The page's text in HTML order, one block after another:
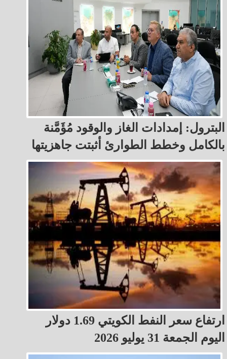
البترول: إمدادات الغاز والوقود مُؤَمَّنة
بالكامل وخطط الطوارئ أثبتت جاهزيتها
ارتفاع سعر النفط الكويتي 1.69 دولار
اليوم الجمعة 31 يوليو 2026